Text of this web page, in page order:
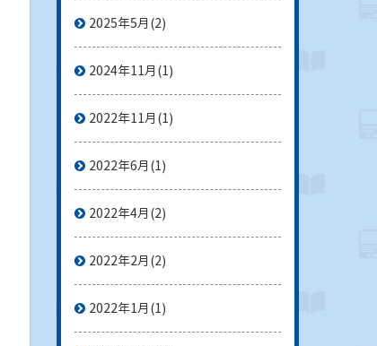
2025年5月 (2)
2024年11月 (1)
2022年11月 (1)
2022年6月 (1)
2022年4月 (2)
2022年2月 (2)
2022年1月 (1)